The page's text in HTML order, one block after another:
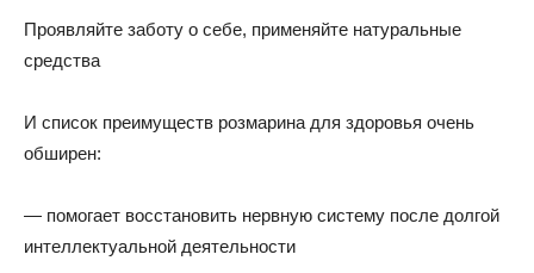
Проявляйте заботу о себе, применяйте натуральные
средства
И список преимуществ розмарина для здоровья очень
обширен:
— помогает восстановить нервную систему после долгой
интеллектуальной деятельности